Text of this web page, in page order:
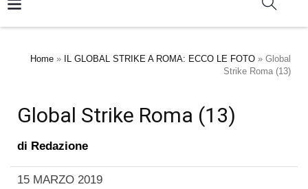
Home » IL GLOBAL STRIKE A ROMA: ECCO LE FOTO » Global
Strike Roma (13)
Global Strike Roma (13)
di Redazione
15 MARZO 2019